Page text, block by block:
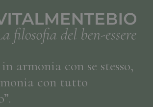
armonia con se stesso,
con tutto